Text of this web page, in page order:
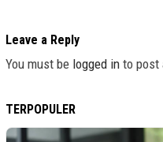
Leave a Reply
You must be logged in to post
TERPOPULER